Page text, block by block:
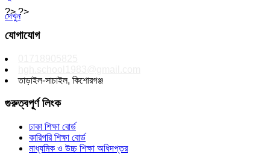
দেখুন
?> ?>
যোগাযোগ
তাড়াইল-সাচাইল, কিশোরগঞ্জ
গুরুত্বপূর্ণ লিংক
ঢাকা শিক্ষা বোর্ড
কারিগরি শিক্ষা বোর্ড
মাধ্যমিক ও উচ্চ শিক্ষা অধিদপ্তর